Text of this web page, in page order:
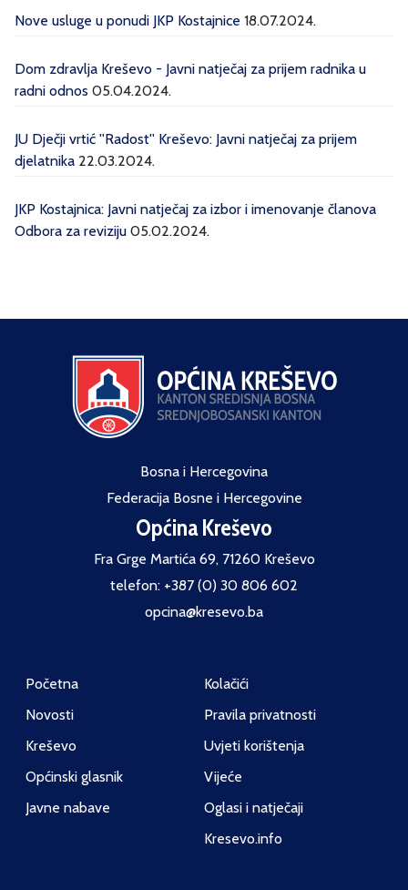
Nove usluge u ponudi JKP Kostajnice 18.07.2024.
Dom zdravlja Kreševo - Javni natječaj za prijem radnika u
radni odnos 05.04.2024.
JU Dječji vrtić ''Radost'' Kreševo: Javni natječaj za prijem
djelatnika 22.03.2024.
JKP Kostajnica: Javni natječaj za izbor i imenovanje članova
Odbora za reviziju 05.02.2024.
Bosna i Hercegovina
Federacija Bosne i Hercegovine
Općina Kreševo
Fra Grge Martića 69, 71260 Kreševo
telefon: +387 (0) 30 806 602
opcina@kresevo.ba
Početna
Novosti
Kreševo
Općinski glasnik
Javne nabave
Kolačići
Pravila privatnosti
Uvjeti korištenja
Vijeće
Oglasi i natječaji
Kresevo.info